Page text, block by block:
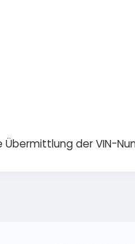
Übermittlung der VIN-